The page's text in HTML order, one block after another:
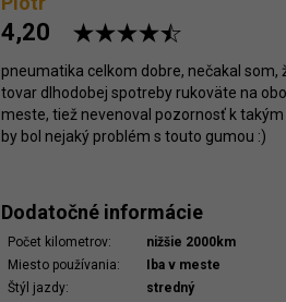
4,20
pneumatika celkom dobre, nečakal
tovar dlhodobej spotreby rukoväte na
meste, tiež nevenoval pozornosť k
by bol nejaký problém s touto gumou :)
Dodatočné informácie
Počet kilometrov:
nižšie 2000km
Miesto používania:
Iba v meste
Štýl jazdy:
stredný